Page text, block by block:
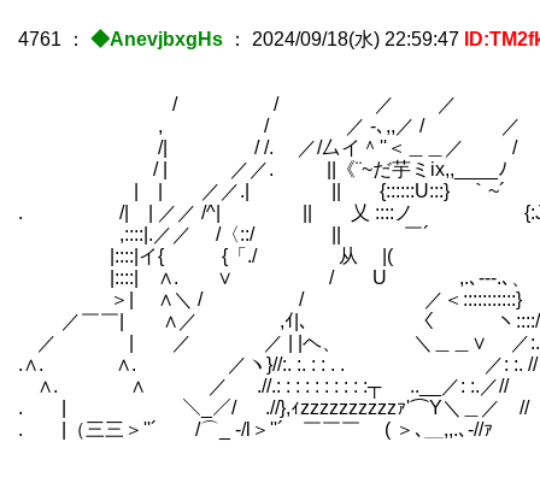
4761 ： ◆AnevjbxgHs ： 2024/09/18(水) 22:59:47
/ / ／ ／ ／ }
, / ／ -､,,／ / ／ ! | ∨/
/| / /. ／/厶イ＾''＜＿＿／ / ﾊ
/ | ／／. ||《¨~だ芋ミix,,____ﾉ
| | ／／.| || {::::::U:::} ｀
. /| | ／／ /^| || 乂 ::::ノ {:J:::}
,::::|.／／ /〈::/ || ￣´ Ｖメ
|::::|イ{ {「./ 从 |(
|::::| ∧. ∨ / U ,.､-‐-.､、
＞| ∧＼ / / ／＜
／￣￣| ∧／ ,ｲ|、 〈 ヽ::::/
／ | ／ ／ | |ヘ、 ＼＿＿∨ ／
.∧. ∧. ／ヽ}//:. :. : : . . ／:
∧. ∧ ／ .//.: : : : : : : : : :┬ ..__／: :.／//
. | ＼_／/ .//},ｨzzzzzzzzzzｧ'⌒Y＼＿／ //
. |（三三＞''´ /⌒_ -/l＞''´ ￣￣￣ ( ＞､＿,,.､-//ｧ